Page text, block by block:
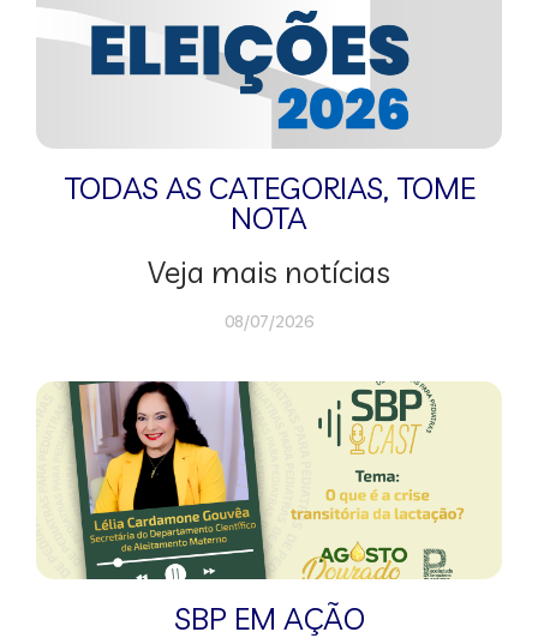
TODAS AS CATEGORIAS, TOME
NOTA
Veja mais notícias
08/07/2026
SBP EM AÇÃO